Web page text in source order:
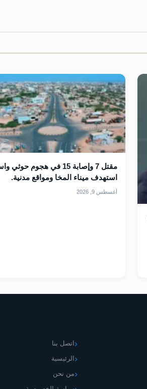
مقتل 7 وإصابة 15 في هجوم حوثي
استهدف ميناء المخا ومواقع مدنية.
أغسطس 9, 2026
اتصل بنا
الرئيسية
من نحن